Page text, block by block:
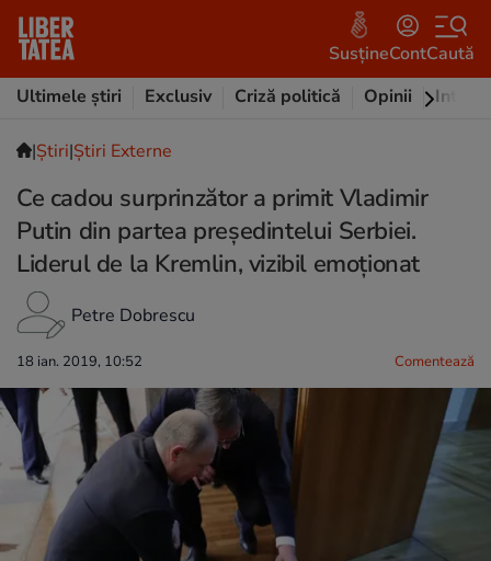
SusțineContCaută
Ultimele știri
Exclusiv Criză politică Opinii
|Ştiri|Știri Externe
Ce cadou surprinzător a primit Vladimir
Putin din partea președintelui Serbiei.
Liderul de la Kremlin, vizibil emoționat
Petre Dobrescu
18 ian. 2019, 10:52 Comentează